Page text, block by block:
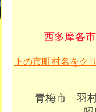
西多摩各
下の市町村名をク
青梅市
羽